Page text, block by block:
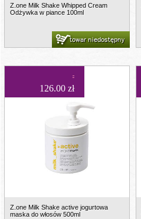
Z.one Milk Shake Whipped Cream
Odżywka w piance 100ml
towar niedostępny
126.00 zł
Z.one Milk Shake active jogurtowa
maska do włosów 500ml